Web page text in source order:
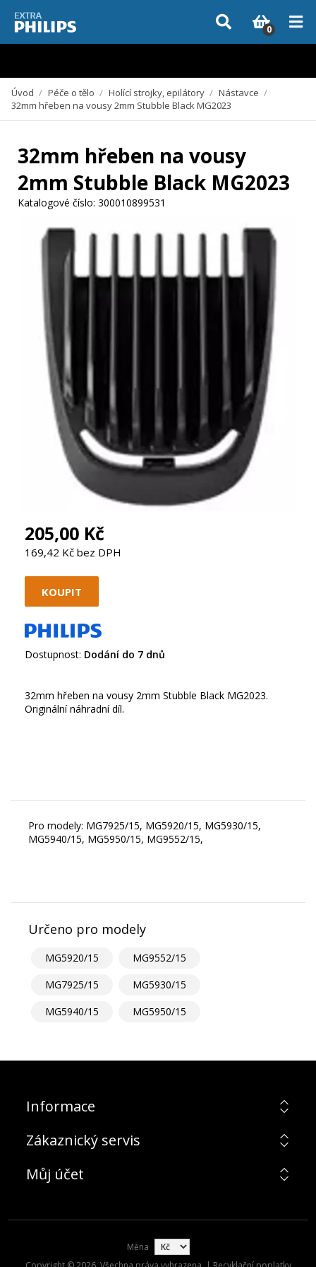
Vzhledem k aktuální situaci se může dodání dílů, které nejsou skladem,
zpozdit. Děkujeme za pochopení.
0
Úvod / Péče o tělo / Holící strojky, epilátory / Nástavce /
32mm hřeben na vousy 2mm Stubble Black MG2023
32mm hřeben na vousy
2mm Stubble Black MG2023
Katalogové číslo: 300010899531
205,00 Kč
169,42 Kč bez DPH
Dostupnost: Dodání do 7 dnů
32mm hřeben na vousy 2mm Stubble Black MG2023.
Originální náhradní díl.
Pro modely: MG7925/15, MG5920/15, MG5930/15,
MG5940/15, MG5950/15, MG9552/15,
Určeno pro modely
MG5920/15
MG9552/15
MG7925/15
MG5930/15
MG5940/15
MG5950/15
Informace
Zákaznický servis
Můj účet
Měna